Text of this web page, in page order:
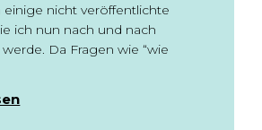
nicht veröffentlichte
ich nun nach und nach
Da Fragen wie “wie